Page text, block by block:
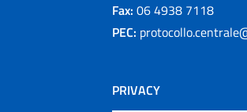
Fax: 06 4938 7118
PEC:
PRIVACY